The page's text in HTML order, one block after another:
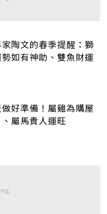
陶文的春季提醒：獅
如有神助、雙魚財運
好準備！屬雞為購屋
屬馬貴人運旺